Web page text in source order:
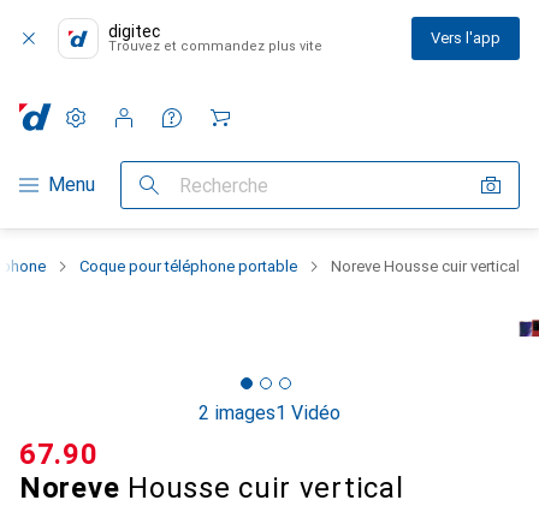
digitec
Trouvez et commandez plus vite Vers l'app
Navigation par catégorie
Menu Recherche
Paramètres
Compte client
Listes de comparaison
Listes d'envies
Panier
Coque pour téléphone portable Noreve Housse cuir vertical
2 images1 Vidéo
Noreve Housse cuir vertical
CHF
67.90